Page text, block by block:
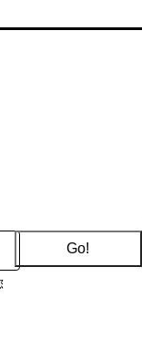
Go!